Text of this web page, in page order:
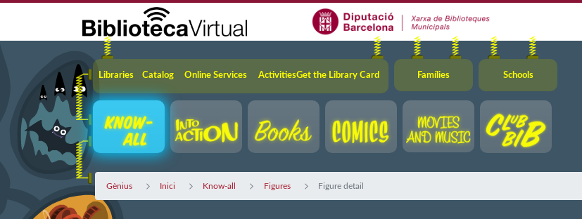
Navigation
Libraries Catalog Online Services ActivitiesGet the Library Card Famílies Schools
Gènius Inici Know-all Figures Figure detail